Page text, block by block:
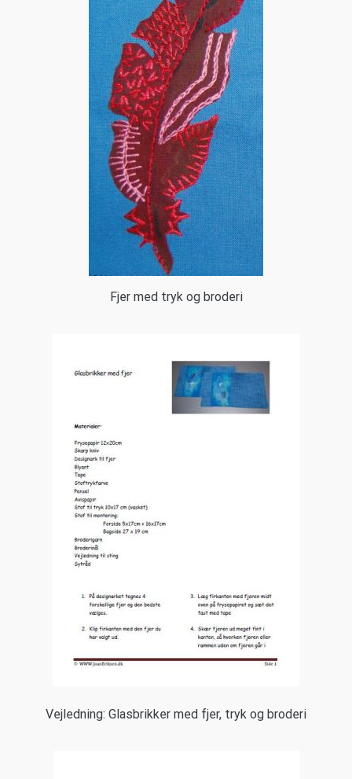
Fjer med tryk og broderi
Vejledning: Glasbrikker med fjer, tryk og broderi